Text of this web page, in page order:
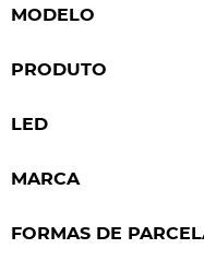
MODELO
PRODUTO
LED
MARCA
FORMAS DE